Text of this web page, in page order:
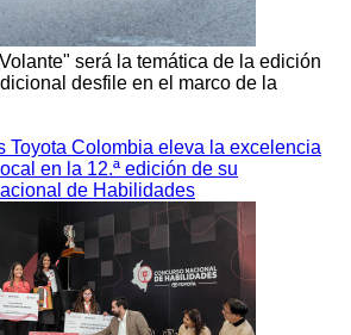
será la temática de la edición
desfile en el marco de la
Toyota Colombia eleva la excelencia
en la 12.ª edición de su
de Habilidades